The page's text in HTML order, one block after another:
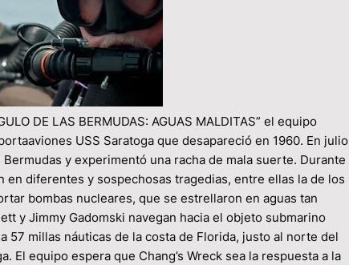
DE LAS BERMUDAS: AGUAS MALDITAS” el equipo
USS Saratoga que desapareció en 1960. En julio
y experimentó una racha de mala suerte. Durante
diferentes y sospechosas tragedias, entre ellas la de los
bombas nucleares, que se estrellaron en aguas tan
y Jimmy Gadomski navegan hacia el objeto submarino
57 millas náuticas de la costa de Florida, justo al norte del
El equipo espera que Chang’s Wreck sea la respuesta a la